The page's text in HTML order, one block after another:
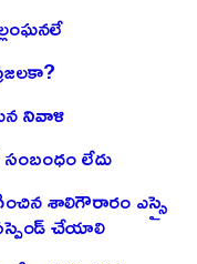
నివాళి
లేదు
శాలిగౌరారం ఎస్సై
చేయాలి